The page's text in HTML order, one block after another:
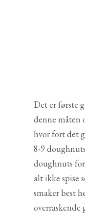
Det er første
denne måten
hvor fort det
8-9
doughnuts
alt ikke spise
smaker best
overraskende